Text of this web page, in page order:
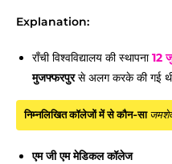
Explanation:
राँची विश्वविद्यालय की स्थापना12
मुजफ्फरपुरसे अलग करके की गई
निम्नलिखित कॉलेजों में से कौन-सा
एम जी एम मेडिकल कॉलेज